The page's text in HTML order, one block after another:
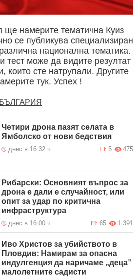
ще намерите тематична Куиз
се публикува специализиран
национална тематика.
тест може да видите резултат
които сте натрупали. Другите
тук. Успех !
Четири дрона пазят селата в
Ямболско от нови бедствия
днес в 16:32 ч. 475
5
Рибарски: Основният въпрос за
дрона е дали е случайност, или
опит за удар по критична
инфраструктура
днес в 16:00 ч. 1 391
65
Иво Христов за убийството в
Пловдив: Намирам за опасна
индулгенция да наричаме „деца”
малолетните садисти